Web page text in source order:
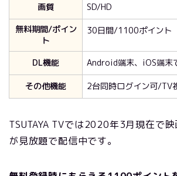
画質
SD/HD
無料期間/ポイン
ト
30日間/1100ポイント
DL機能
Android端末、iOS端末
その他機能
2台同時ログイン可/TV
TSUTAYA TVでは2020年3月現在で映
が見放題で配信中です。